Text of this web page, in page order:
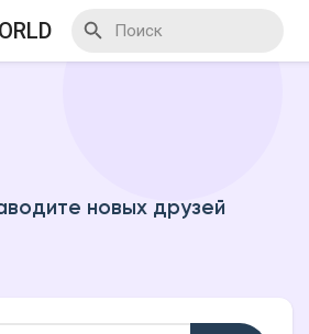
новых друзей